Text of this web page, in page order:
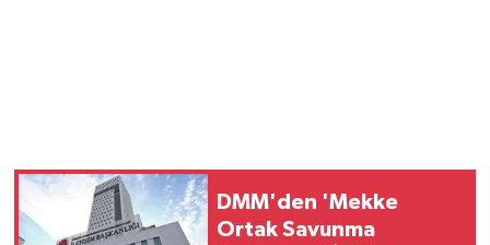
DMM'den 'Mekke
Ortak Savunma
Sağlık